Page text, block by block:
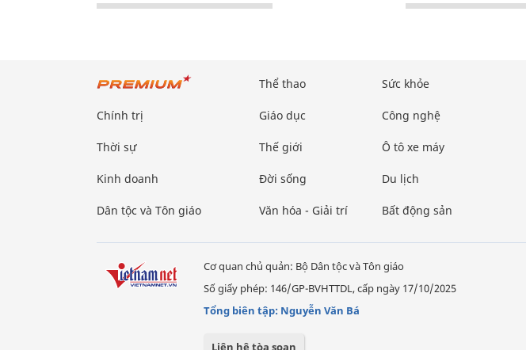
Chính trị
Thời sự
Kinh doanh
Dân tộc và Tôn giáo
Thể thao
Giáo dục
Thế giới
Đời sống
Văn hóa - Giải trí
Sức khỏe
Công nghệ
Ô tô xe máy
Du lịch
Bất động sản
Cơ quan chủ quản: Bộ Dân tộc và Tôn giáo
Số giấy phép: 146/GP-BVHTTDL, cấp ngày 17/10/2025
Tổng biên tập: Nguyễn Văn Bá
Liên hệ tòa soạn